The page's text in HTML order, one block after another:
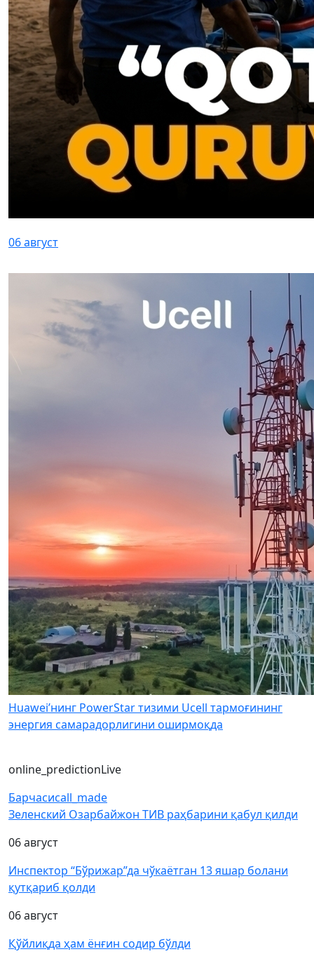
06 август
Huawei’нинг PowerStar тизими Ucell тармоғининг
энергия самарадорлигини оширмоқда
online_predictionLive
Барчасиcall_made
Зеленский Озарбайжон ТИВ раҳбарини қабул қилди
06 август
Инспектор “Бўрижар”да чўкаётган 13 яшар болани
қутқариб қолди
06 август
Қўйлиқда ҳам ёнғин содир бўлди